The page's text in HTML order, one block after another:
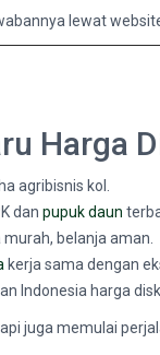
lewat
Harga
agribisnis kol.
dan pupuk daun
belanja aman.
kerja sama dengan
Indonesia harga
juga memulai